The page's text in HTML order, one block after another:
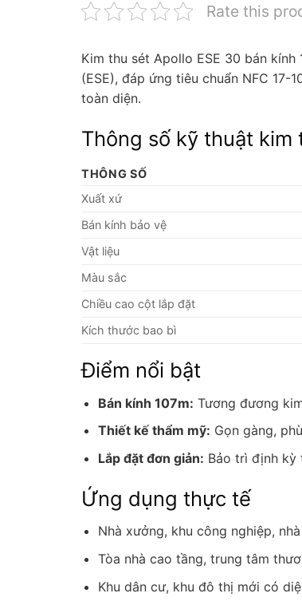
Rate this
Kim thu sét Apollo ESE 30 bán
(ESE), đáp ứng tiêu chuẩn NFC
toàn diện.
Thông số kỹ thuật kim
THÔNG SỐ
Xuất xứ
Bán kính bảo vệ
Vật liệu
Màu sắc
Chiều cao cột lắp đặt
Kích thước bao bì
Điểm nổi bật
Bán kính 107m: Tương đương
Thiết kế thẩm mỹ: Gọn gàng,
Lắp đặt đơn giản: Bảo trì định kỳ
Ứng dụng thực tế
Nhà xưởng, khu công nghiệp,
Tòa nhà cao tầng, trung tâm
Khu dân cư, khu đô thị mới có